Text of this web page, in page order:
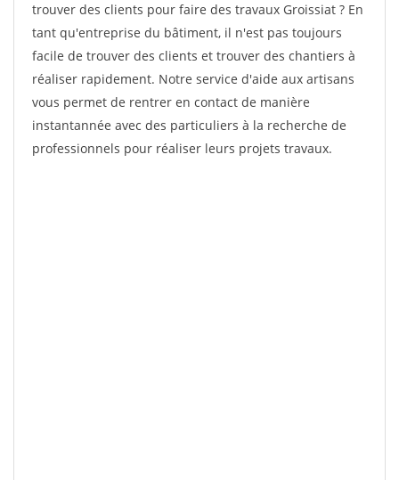
trouver des clients pour faire des travaux Groissiat ? En
tant qu'entreprise du bâtiment, il n'est pas toujours
facile de trouver des clients et trouver des chantiers à
réaliser rapidement. Notre service d'aide aux artisans
vous permet de rentrer en contact de manière
instantannée avec des particuliers à la recherche de
professionnels pour réaliser leurs projets travaux.